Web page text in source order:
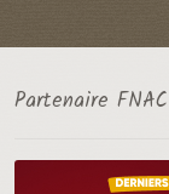
Partenaire FNAC